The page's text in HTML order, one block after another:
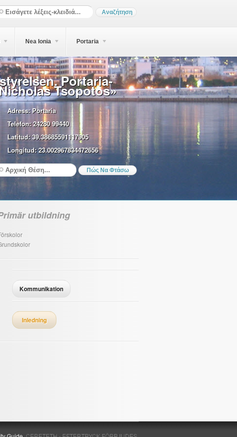
Nea Ionia Portaria
Portaria-
Tsopotos»
Adress:Portaria
Telefon:24280 99440
Latitud:39.38685591117905
Longitud:23.002967834472656
utbildning
Kommunikation
Inledning